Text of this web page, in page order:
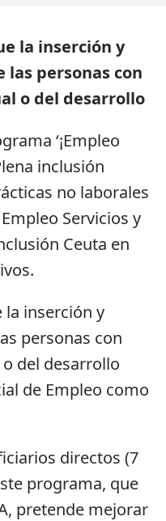
la inserción y
las personas con
o del desarrollo
‘¡Empleo
inclusión
no laborales
Servicios y
Ceuta en
la inserción y
personas con
del desarrollo
de Empleo como
directos (7
programa, que
pretende mejorar